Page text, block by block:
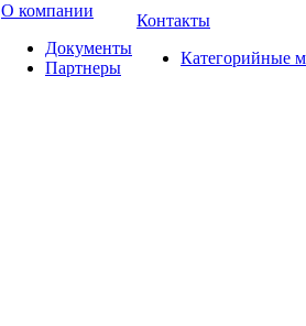
О компании
Документы
Партнеры
Контакты
Категорийные